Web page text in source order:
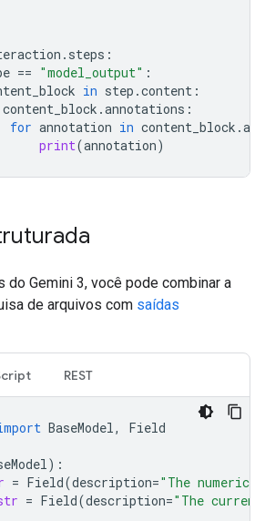
. steps :
== "model_output" :
in step .content :
content_block .annotations :
for annotation in content_block .
print(annotation)
do Gemini 3, você pode combinar a
de arquivos com saídas
REST
BaseModel, Field
):
= Field(description="The
= Field(description="The